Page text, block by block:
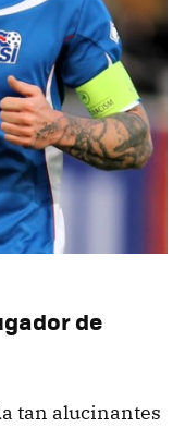
de
tan alucinantes